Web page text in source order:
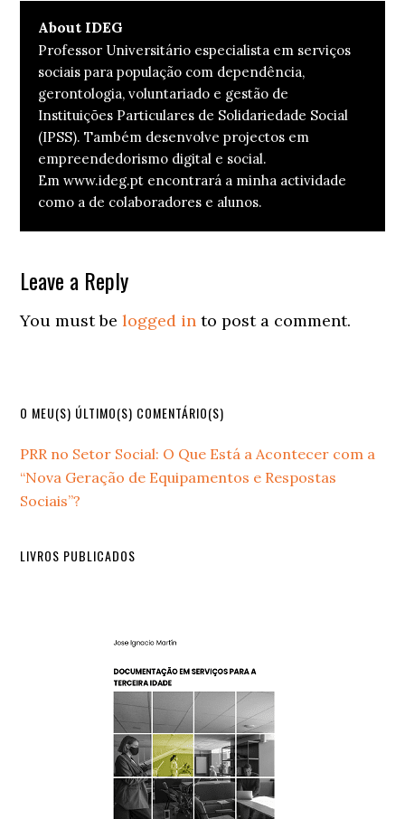
About IDEG
Professor Universitário especialista em serviços
sociais para população com dependência,
gerontologia, voluntariado e gestão de
Instituições Particulares de Solidariedade Social
(IPSS). Também desenvolve projectos em
empreendedorismo digital e social.
Em www.ideg.pt encontrará a minha actividade
como a de colaboradores e alunos.
Reader
Interactions
Leave a Reply
You must belogged in to post a comment.
Primary
Sidebar
O MEU(S) ÚLTIMO(S) COMENTÁRIO(S)
PRR no Setor Social: O Que Está a Acontecer com a
“Nova Geração de Equipamentos e Respostas
Sociais”?
LIVROS PUBLICADOS